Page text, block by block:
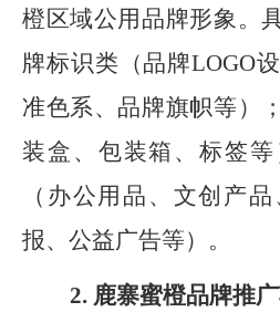
橙 区域公用品牌形象。
牌标识类（品牌LOGO
准色系、品牌旗帜等）；
装盒、包装箱、标签等
（办公用品、文创产
报、公益广告等）。
2. 鹿寨蜜橙品牌推